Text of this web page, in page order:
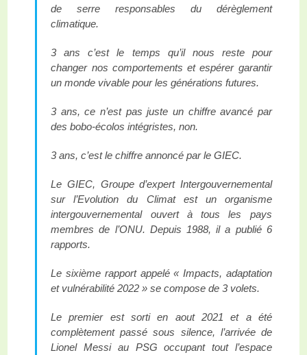
de serre responsables du dérèglement
climatique.
3 ans c’est le temps qu’il nous reste pour
changer nos comportements et espérer garantir
un monde vivable pour les générations futures.
3 ans, ce n’est pas juste un chiffre avancé par
des bobo-écolos intégristes, non.
3 ans, c’est le chiffre annoncé par le GIEC.
Le GIEC, Groupe d’expert Intergouvernemental
sur l’Evolution du Climat est un organisme
intergouvernemental ouvert à tous les pays
membres de l’ONU. Depuis 1988, il a publié 6
rapports.
Le sixième rapport appelé « Impacts, adaptation
et vulnérabilité 2022 » se compose de 3 volets.
Le premier est sorti en aout 2021 et a été
complètement passé sous silence, l’arrivée de
Lionel Messi au PSG occupant tout l’espace